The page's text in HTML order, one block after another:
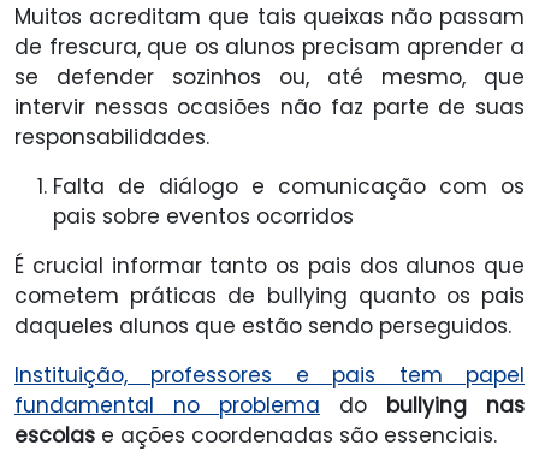
Muitos acreditam que tais queixas não passam
de frescura, que os alunos precisam aprender a
se defender sozinhos ou, até mesmo, que
intervir nessas ocasiões não faz parte de suas
responsabilidades.
Falta de diálogo e comunicação com os
pais sobre eventos ocorridos
É crucial informar tanto os pais dos alunos que
cometem práticas de bullying quanto os pais
daqueles alunos que estão sendo perseguidos.
Instituição, professores e pais tem papel
fundamental no problema do bullying nas
escolas e ações coordenadas são essenciais.